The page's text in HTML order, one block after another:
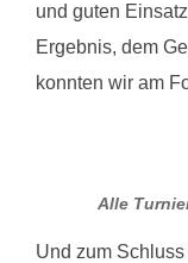
und guten
Ergebnis, dem
konnten wir am
Alle
Und zum